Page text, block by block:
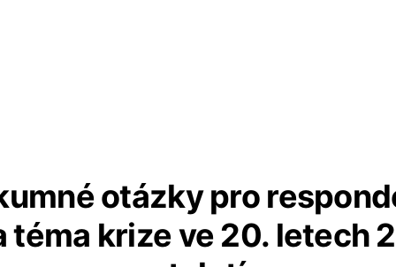
otázky pro
téma krize ve 20. letech